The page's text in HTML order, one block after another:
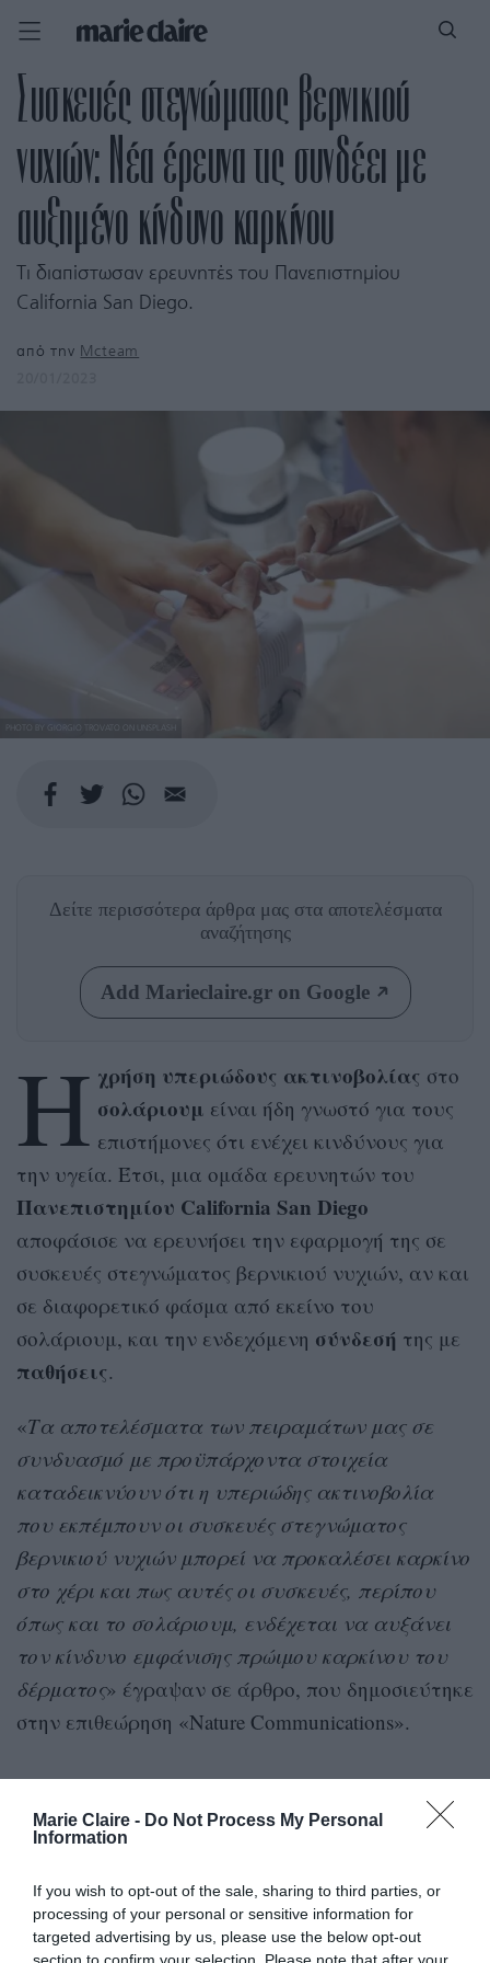
Marie Claire - Do Not Process My Personal
Information
If you wish to opt-out of the sale, sharing to third parties, or
processing of your personal or sensitive information for
targeted advertising by us, please use the below opt-out
Συσκευές στεγνώματος βερνικιού
νυχιών: Νέα έρευνα τις συνδέει με
αυξημένο κίνδυνο καρκίνου
Τι διαπίστωσαν ερευνητές του Πανεπιστημίου
California San Diego.
από την Mcteam
PHOTO BY GIORGIO TROVATO ON UNSPLASH
Δείτε περισσότερα άρθρα μας στα αποτελέσματα
αναζήτησης
Add Marieclaire.gr on Google
H χρήση υπεριώδους ακτινοβολίας στο
σολάριουμ είναι ήδη γνωστό για τους
επιστήμονες ότι ενέχει κινδύνους για
την υγεία. Έτσι, μια ομάδα ερευνητών του
Πανεπιστημίου California San Diego
αποφάσισε να ερευνήσει την εφαρμογή της σε
συσκευές στεγνώματος βερνικιού νυχιών, αν και
σε διαφορετικό φάσμα από εκείνο του
σολάριουμ, και την ενδεχόμενη σύνδεσή της με
παθήσεις.
«Τα αποτελέσματα των πειραμάτων μας σε
συνδυασμό με προϋπάρχοντα στοιχεία
καταδεικνύουν ότι η υπεριώδης ακτινοβολία
που εκπέμπουν οι συσκευές στεγνώματος
βερνικιού νυχιών μπορεί να προκαλέσει καρκίνο
στο χέρι και πως αυτές οι συσκευές, περίπου
όπως και το σολάριουμ, ενδέχεται να αυξάνει
τον κίνδυνο εμφάνισης πρώιμου καρκίνου του
δέρματος» έγραψαν σε άρθρο, που δημοσιεύτηκε
στην επιθεώρηση «Nature Communications».
«Τα αποτελέσματα των πειραμάτων
στοιχεία καταδεικνύουν ότι η
υπεριώδης ακτινοβολία που εκπέμπουν
οι συσκευές στεγνώματος βερνικιού
νυχιών μπορεί να προκαλέσει καρκίνο